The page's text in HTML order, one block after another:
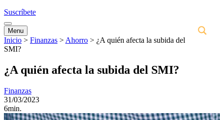
Suscríbete
Menu
Inicio > Finanzas > Ahorro > ¿A quién afecta la subida del
SMI?
¿A quién afecta la subida del SMI?
Finanzas
31/03/2023
6min.